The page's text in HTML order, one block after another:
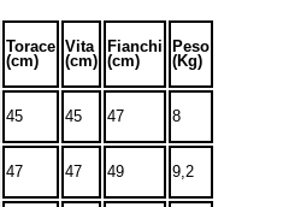
Torace
(cm)
Vita
(cm)
Fianchi
(cm)
Peso
(Kg)
45 45 47 8
47 47 49 9,2